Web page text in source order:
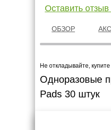
Оставить
ОБЗОР
Не откладывайте,
Одноразовые
Pads 30 штук